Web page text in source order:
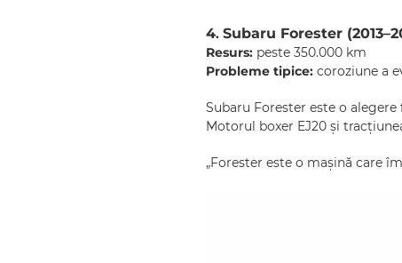
4. Subaru Forester
Resurs: peste 350.000 km
Probleme tipice: coroziune a
Subaru Forester este o
Motorul boxer EJ20 și
„Forester este o mașină care